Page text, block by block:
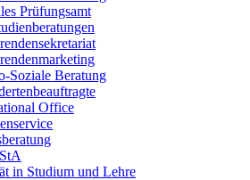
Prüfungsamt
Soziale Beratung
Office
in Studium und Lehre